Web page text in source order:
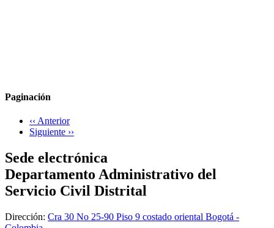
Paginación
‹‹ Anterior
Siguiente ››
Sede electrónica
Departamento Administrativo del
Servicio Civil Distrital
Dirección: Cra 30 No 25-90 Piso 9 costado oriental Bogotá -